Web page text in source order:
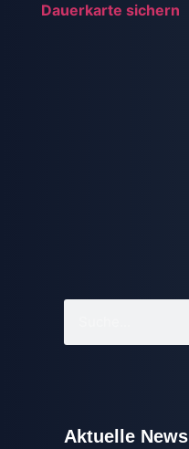
Dauerkarte sichern
Aktuelle News